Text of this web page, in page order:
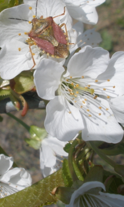
Поможем выбрать Каталог растений
→Мой сад.
>